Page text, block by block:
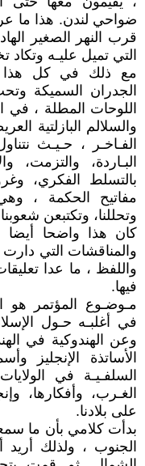
ضواحي لندن. هذا ما
قرب النهر الصغير
التي تميل عليـه وتكاد
مع ذلك في كل هذا
الجدران السميكة
اللوحات المطلة ، في
والسلالم البازلتية
الفـاخـر ، حـيـث
البـاردة، والتزمت،
بالتسلط الفكري،
مفاتيح الحكمة ،
وتحللنا، وتكتبعن
كان هذا واضحا أيضا
والمناقشات التي دارت
واللفظ ، ما عدا
فيها.
مـوضـوع المؤتمر هو
في أغلبـه حـول
وعن الهندوكية في
الأساتذة الإنجليز
السلفـيـة في
الغـرب، وأفكارها،
على بلادنا.
بدأت كلامي بأن ما
الجنوب ، ولذلك